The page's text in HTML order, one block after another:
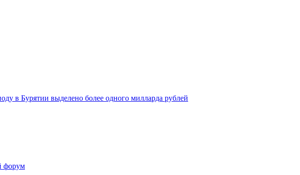
в Бурятии выделено более одного милларда рублей
форум